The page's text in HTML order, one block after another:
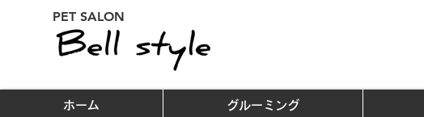
PET SALON
ホーム グルーミング